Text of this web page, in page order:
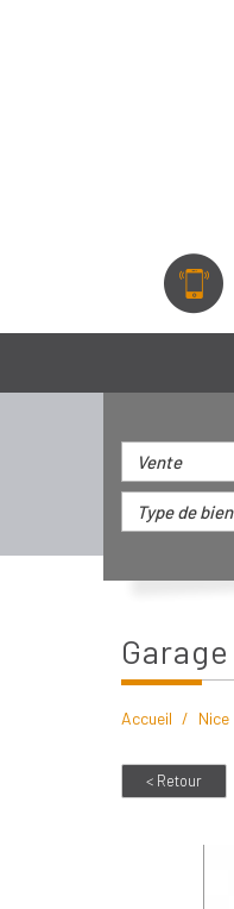
Vente
Type de bien
Accueil Nice
< Retour